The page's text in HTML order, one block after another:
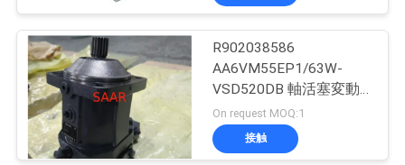
求
し
な
さ
濾材
R902038586
AA6VM55EP1/63W-
VSD520DB 軸活塞変動
モーター AA6VMシリー
ズ63
On request MOQ:1
接触